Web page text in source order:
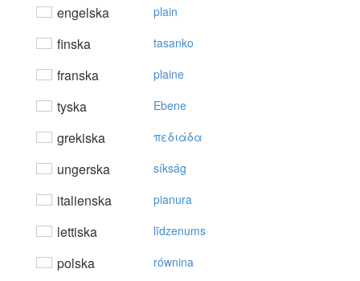
engelska plain
finska tasanko
franska plaine
tyska Ebene
grekiska πεδιάδα
ungerska síkság
italienska pianura
lettiska līdzenums
polska równina